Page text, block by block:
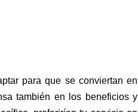
para que se conviertan en
también en los beneficios y